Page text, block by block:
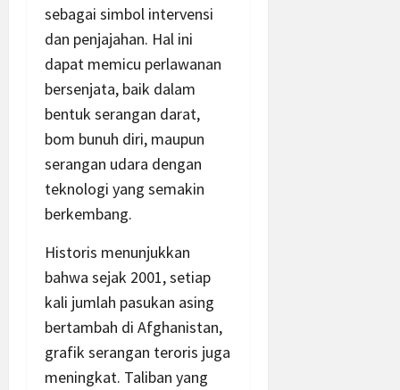
sebagai simbol intervensi
dan penjajahan. Hal ini
dapat memicu perlawanan
bersenjata, baik dalam
bentuk serangan darat,
bom bunuh diri, maupun
serangan udara dengan
teknologi yang semakin
berkembang.
Historis menunjukkan
bahwa sejak 2001, setiap
kali jumlah pasukan asing
bertambah di Afghanistan,
grafik serangan teroris juga
meningkat. Taliban yang